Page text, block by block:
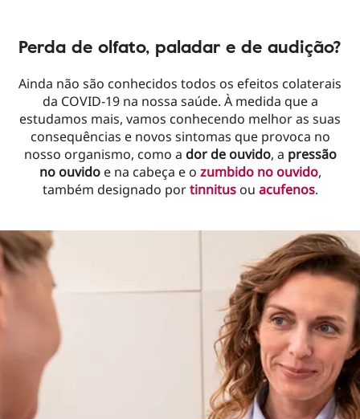
Perda de olfato, paladar e de audição?
Ainda não são conhecidos todos os efeitos colaterais
da COVID-19 na nossa saúde. À medida que a
estudamos mais, vamos conhecendo melhor as suas
consequências e novos sintomas que provoca no
nosso organismo, como a dor de ouvido, a pressão
no ouvidoe na cabeça e o zumbido no ouvido,
também designado portinnitusou acufenos.